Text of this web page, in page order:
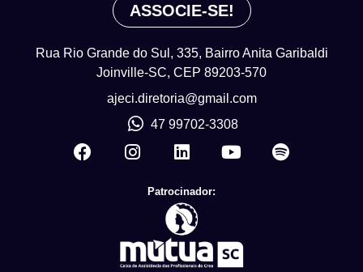
ASSOCIE-SE!
Rua Rio Grande do Sul, 335, Bairro Anita Garibaldi
Joinville-SC, CEP 89203-570
ajeci.diretoria@gmail.com
47 99702-3308
Patrocinador: